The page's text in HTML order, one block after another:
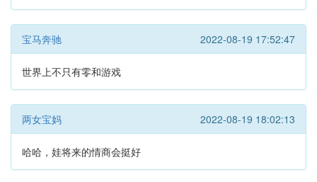
宝马奔驰 2022-08-19 17:52:47
世界上不只有零和游戏
两女宝妈 2022-08-19 18:02:13
哈哈，娃将来的情商会挺好